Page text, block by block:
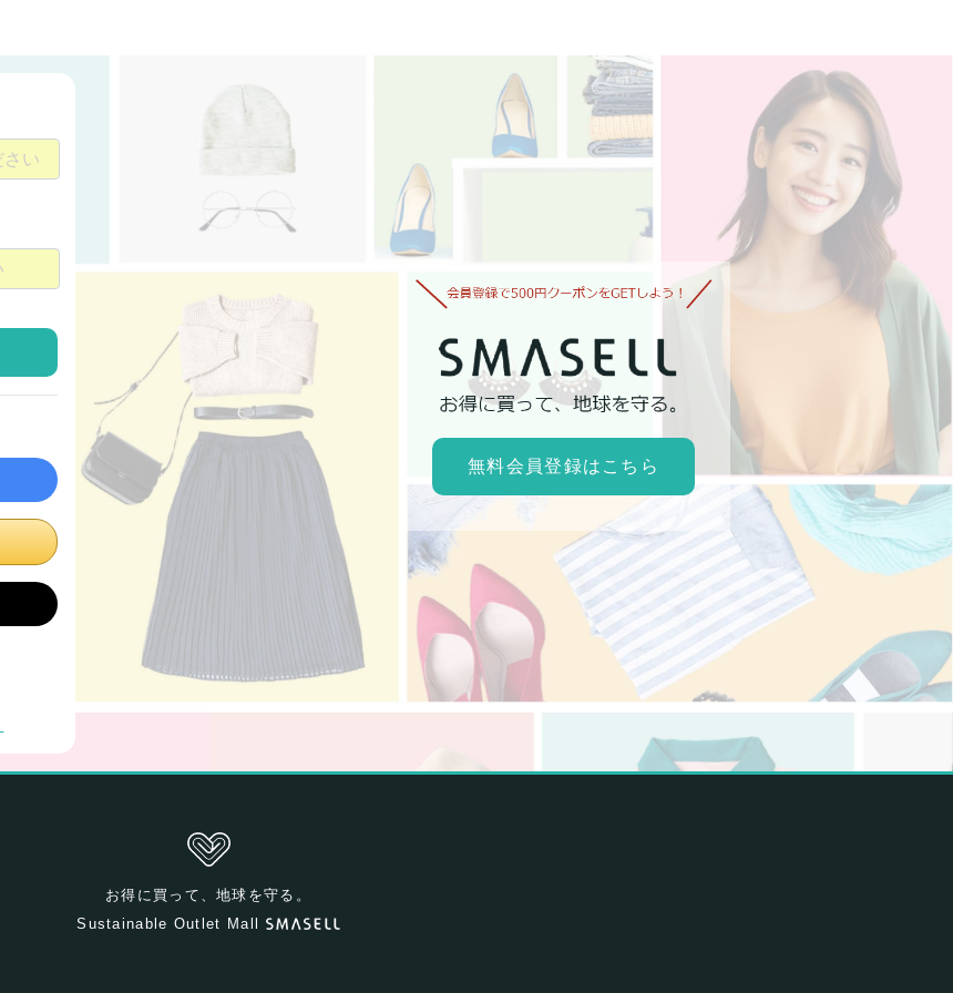
無料会員登録はこちら
お得に買って、地球を守る。
Sustainable Outlet Mall